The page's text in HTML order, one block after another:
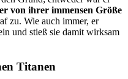
von ihrer immensen Größe
zu. Wie auch immer, er
und stieß sie damit wirksam
Titanen